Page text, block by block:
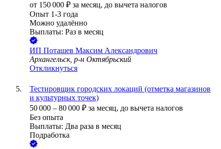
от 150 000 ₽ за месяц, до вычета налогов
Опыт 1-3 года
Можно удалённо
Выплаты: Раз в месяц
ИП Поташев Максим Александрович
Архангельск, р-н Октябрьский
Откликнуться
Тестировщик городских локаций (отметка магазинов
и культурных точек)
50 000 – 80 000 ₽ за месяц, до вычета налогов
Без опыта
Выплаты: Два раза в месяц
Подработка